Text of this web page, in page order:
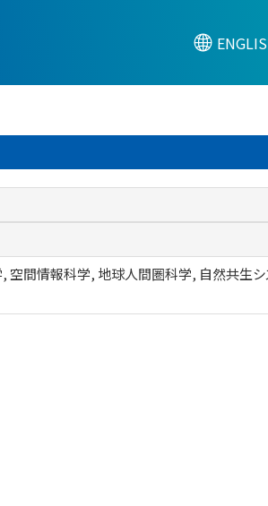
空間情報科学, 地球人間圏科学, 自然共生シ